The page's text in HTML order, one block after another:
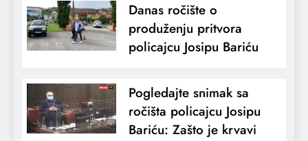
Danas ročište o
produženju pritvora
policajcu Josipu Bariću
Pogledajte snimak sa
ročišta policajcu Josipu
Bariću: Zašto je krvavi